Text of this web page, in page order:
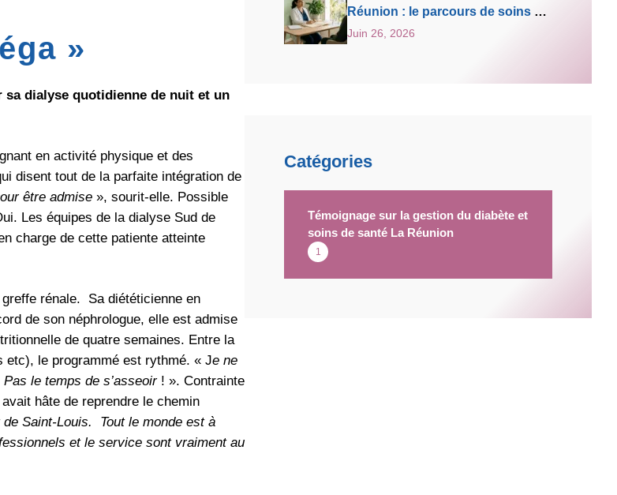
»
sa dialyse quotidienne de nuit et un
en activité physique et des
disent tout de la parfaite intégration de
être admise », sourit-elle. Possible
Les équipes de la dialyse Sud de
charge de cette patiente atteinte
rénale. Sa diététicienne en
de son néphrologue, elle est admise
de quatre semaines. Entre la
le programmé est rythmé. « Je ne
le temps de s’asseoir! ». Contrainte
hâte de reprendre le chemin
Saint-Louis.
Tout le monde est à
et le service sont vraiment au
Réunion : le parcours de soins de
la Clinique Oméga
Juin 26, 2026
Catégories
Témoignage sur la gestion du diabète et
soins de santé La Réunion
1